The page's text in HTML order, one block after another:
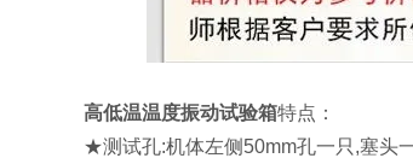
高低温温度振动试验箱特点：
★测试孔:机体左侧50mm孔一只,塞头一